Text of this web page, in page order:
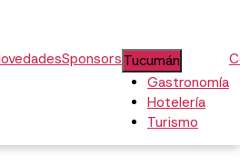
Sponsors Tucumán
Gastronomía
Hotelería
Turismo